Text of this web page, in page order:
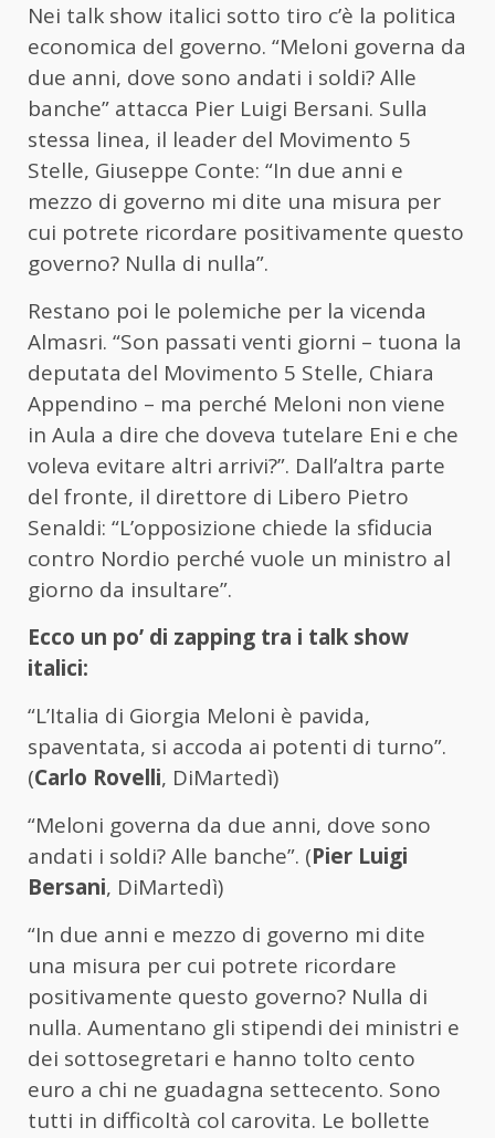
Nei talk show italici sotto tiro c’è la politica
economica del governo. “Meloni governa da
due anni, dove sono andati i soldi? Alle
banche” attacca Pier Luigi Bersani. Sulla
stessa linea, il leader del Movimento 5
Stelle, Giuseppe Conte: “In due anni e
mezzo di governo mi dite una misura per
cui potrete ricordare positivamente questo
governo? Nulla di nulla”.
Restano poi le polemiche per la vicenda
Almasri. “Son passati venti giorni – tuona la
deputata del Movimento 5 Stelle, Chiara
Appendino – ma perché Meloni non viene
in Aula a dire che doveva tutelare Eni e che
voleva evitare altri arrivi?”. Dall’altra parte
del fronte, il direttore di Libero Pietro
Senaldi: “L’opposizione chiede la sfiducia
contro Nordio perché vuole un ministro al
giorno da insultare”.
Ecco un po’ di zapping tra i talk show
italici:
“L’Italia di Giorgia Meloni è pavida,
spaventata, si accoda ai potenti di turno”.
(Carlo Rovelli, DiMartedì)
“Meloni governa da due anni, dove sono
andati i soldi? Alle banche”. (Pier Luigi
Bersani, DiMartedì)
“In due anni e mezzo di governo mi dite
una misura per cui potrete ricordare
positivamente questo governo? Nulla di
nulla. Aumentano gli stipendi dei ministri e
dei sottosegretari e hanno tolto cento
euro a chi ne guadagna settecento. Sono
tutti in difficoltà col carovita. Le bollette